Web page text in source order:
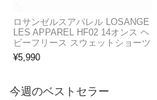
ロサンゼルスアパレル LOSANGE
LES APPAREL HF02 14オンス ヘ
ビーフリース スウェットショーツ
¥5,990
今週のベストセラー